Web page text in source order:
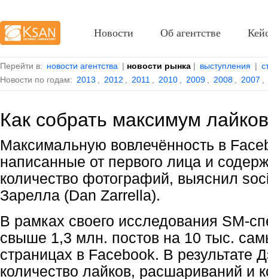
Перейти в: новости агентства | новости рынка | выступления |
Новости по годам: 2013 2012 2011 2010 2009 2008 2007
Как собрать максимум
Максимальную вовлечённость в
написанные от первого лица и
количество фотографий, выяснил
Зарелла (Dan Zarrella).
В рамках своего исследования SM-
свыше 1,3 млн. постов на 10 тыс.
страницах в Facebook. В результате
количество лайков, расшариваний и
Новости Об агентстве